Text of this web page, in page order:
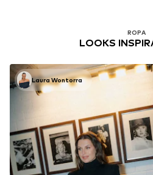
ROPA
LOOKS
Laura Wontorra